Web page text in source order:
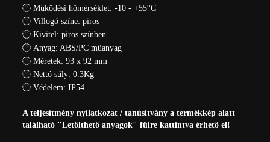
Működési hőmérséklet: -10 - +55°C
Villogó színe: piros
Kivitel: piros színben
Anyag: ABS/PC műanyag
Méretek: 93 x 92 mm
Nettó súly: 0.3Kg
Védelem: IP54
A teljesítmény nyilatkozat / tanúsítvány a termékkép alatt
található "Letölthető anyagok" fülre kattintva érhető el!